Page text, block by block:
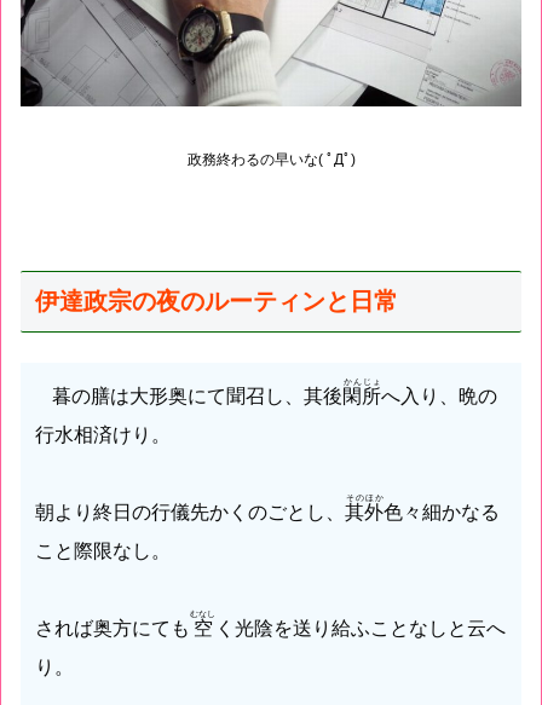
政務終わるの早いな( ﾟДﾟ)
伊達政宗の夜のルーティンと日常
暮の膳は大形奥にて聞召し、其後閑所
かんじょ
へ入り、晩の
行水相済けり。
朝より終日の行儀先かくのごとし、 其外
そのほか
色々細かなる
こと際限なし。
されば奥方にても 空
むなし
く光陰を送り給ふことなしと云へ
り。